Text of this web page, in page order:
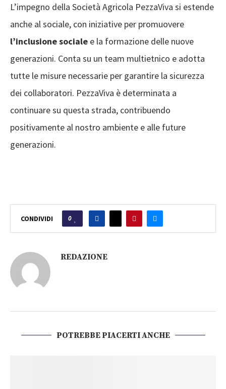
L’impegno della Società Agricola PezzaViva si estende
anche al sociale, con iniziative per promuovere
l’inclusione sociale e la formazione delle nuove
generazioni. Conta su un team multietnico e adotta
tutte le misure necessarie per garantire la sicurezza
dei collaboratori. PezzaViva è determinata a
continuare su questa strada, contribuendo
positivamente al nostro ambiente e alle future
generazioni.
CONDIVIDI 0
REDAZIONE
POTREBBE PIACERTI ANCHE